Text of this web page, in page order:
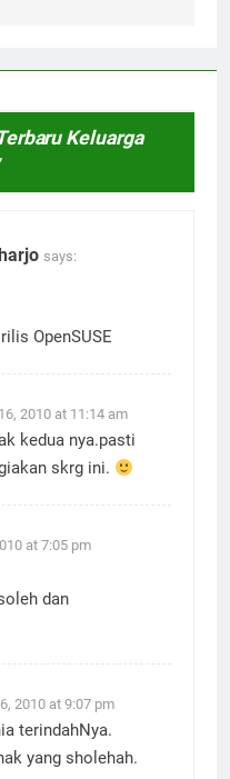
Keluarga
says:
OpenSUSE
2010 at 11:14 am
kedua nya.pasti
skrg ini.
at 7:05 pm
dan
2010 at 9:07 pm
terindahNya.
yang sholehah.